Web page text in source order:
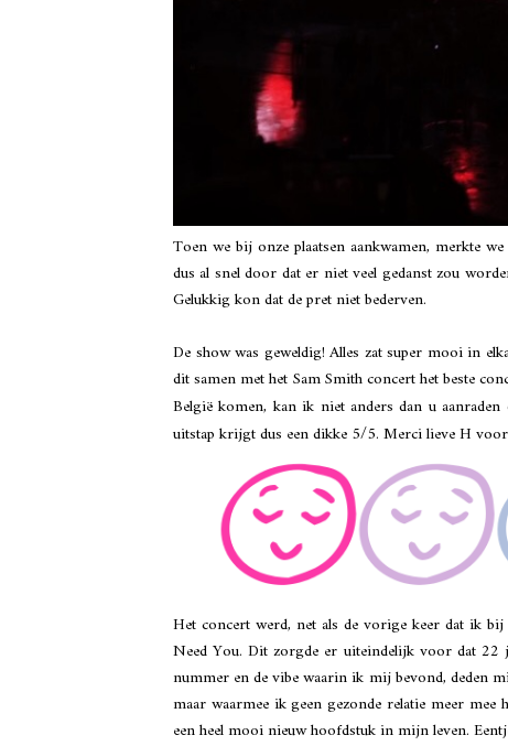
Toen we bij onze plaatsen aankwamen, merkte
dus al snel door dat er niet veel gedanst zou
Gelukkig kon dat de pret niet bederven.
De show was geweldig! Alles zat super mooi in
dit samen met het Sam Smith concert het beste
België komen, kan ik niet anders dan u
uitstap krijgt dus een dikke 5/5. Merci lieve H voor
Het concert werd, net als de vorige keer dat ik
Need You. Dit zorgde er uiteindelijk voor dat
nummer en de vibe waarin ik mij bevond, deden
maar waarmee ik geen gezonde relatie meer
een heel mooi nieuw hoofdstuk in mijn leven.